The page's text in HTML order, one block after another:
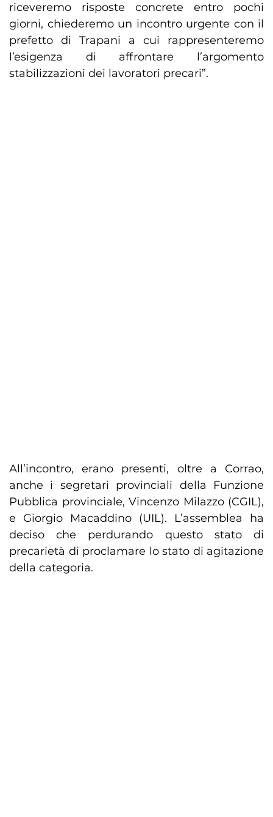
riceveremo risposte concrete entro pochi
giorni, chiederemo un incontro urgente con il
prefetto di Trapani a cui rappresenteremo
l’esigenza di affrontare l’argomento
stabilizzazioni dei lavoratori precari”.
All’incontro, erano presenti, oltre a Corrao,
anche i segretari provinciali della Funzione
Pubblica provinciale, Vincenzo Milazzo (CGIL),
e Giorgio Macaddino (UIL). L’assemblea ha
deciso che perdurando questo stato di
precarietà di proclamare lo stato di agitazione
della categoria.